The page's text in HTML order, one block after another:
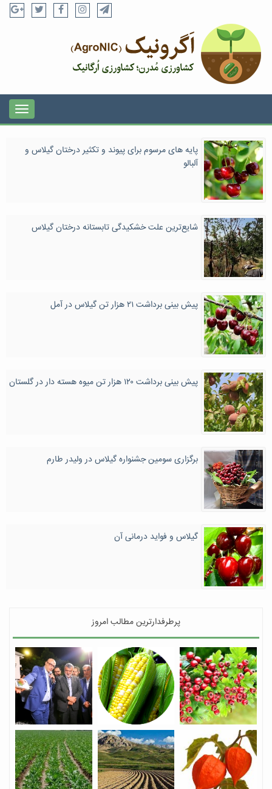
پایه های مرسوم برای پیوند و تکثیر درختان گیلاس و
آلبالو
شایع‌ترین علت خشکیدگی تابستانه‌ درختان گیلاس
پیش بینی برداشت ۲۱ هزار تن گیلاس در آمل
پیش بینی برداشت ۱۲۰ هزار تن میوه‌ هسته دار در گلستان
برگزاری سومین جشنواره گیلاس در ولیدر طارم
گیلاس و فواید درمانی آن
پرطرفدارترین مطالب امروز